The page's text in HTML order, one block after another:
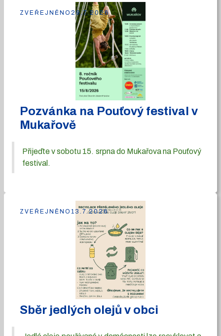
Pozvánka na Pouťový festival v
Mukařově
Přijeďte v sobotu 15. srpna do Mukařova na Pouťový
festival.
ZVEŘEJNĚNO 29.7.2026
Sběr jedlých olejů v obci
ZVEŘEJNĚNO 13.7.2026